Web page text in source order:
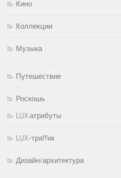
Кино
Коллекции
Музыка
Путешествие
Роскошь
LUX атрибуты
LUX-траffик
Дизайн/архитектура